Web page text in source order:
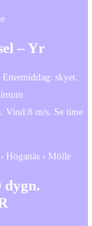
– Yr
skyet.
Vind:8 m/s. Se time
Höganäs › Mölle
dygn.